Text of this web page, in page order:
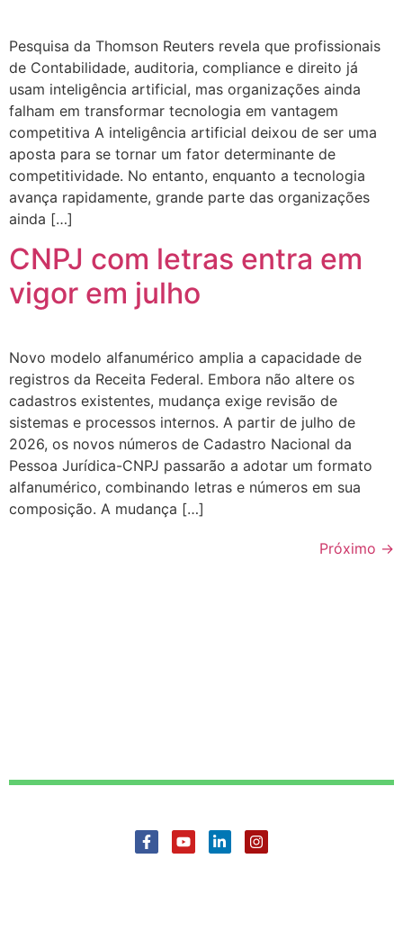
Pesquisa da Thomson Reuters revela que profissionais
de Contabilidade, auditoria, compliance e direito já
usam inteligência artificial, mas organizações ainda
falham em transformar tecnologia em vantagem
competitiva A inteligência artificial deixou de ser uma
aposta para se tornar um fator determinante de
competitividade. No entanto, enquanto a tecnologia
avança rapidamente, grande parte das organizações
ainda […]
CNPJ com letras entra em
vigor em julho
Novo modelo alfanumérico amplia a capacidade de
registros da Receita Federal. Embora não altere os
cadastros existentes, mudança exige revisão de
sistemas e processos internos. A partir de julho de
2026, os novos números de Cadastro Nacional da
Pessoa Jurídica-CNPJ passarão a adotar um formato
alfanumérico, combinando letras e números em sua
composição. A mudança […]
Próximo →